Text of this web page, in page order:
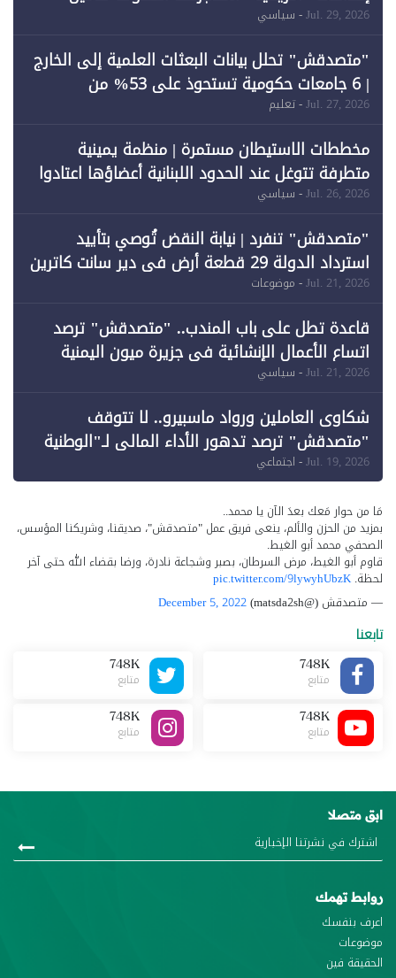
احتياجات الطاقة
Jul. 29, 2026- سياسي
"متصدقش" تحلل بيانات البعثات العلمية إلى الخارج
| 6 جامعات حكومية تستحوذ على 53% من
Jul. 27, 2026- تعليم
مخططات الاستيطان مستمرة | منظمة يمينية
متطرفة تتوغل عند الحدود اللبنانية أعضاؤها اعتادوا
خرق الحدود
Jul. 26, 2026- سياسي
"متصدقش" تنفرد | نيابة النقض تُوصي بتأييد
استرداد الدولة 29 قطعة أرض في دير سانت كاترين
وقبول طعن الحكومة جزئيًا (1)
Jul. 21, 2026- موضوعات
قاعدة تطل على باب المندب.. "متصدقش" ترصد
اتساع الأعمال الإنشائية في جزيرة ميون اليمنية
Jul. 21, 2026- سياسي
شكاوى العاملين ورواد ماسبيرو.. لا تتوقف
"متصدقش" ترصد تدهور الأداء المالي لـ"الوطنية
للإعلام"
Jul. 19, 2026- اجتماعي
مَا من حوار مَعك بعدَ الآن يا محمد..
بمزيد من الحزن والألم، ينعى فريق عمل "متصدقش"، صديقنا، وشريكنا المؤسس،
الصحفي محمد أبو الغيط.
قاوم أبو الغيط، مرض السرطان، بصبر وشجاعة نادرة، ورضا بقضاء الله حتى آخر
لحظة. pic.twitter.com/9lywyhUbzK
— متصدقش (@matsda2sh)
December 5, 2022
تابعنا
748K
متابع
748K
متابع
748K
متابع
748K
متابع
ابق متصلا
روابط تهمك
اعرف بنفسك
موضوعات
الحقيقة فين